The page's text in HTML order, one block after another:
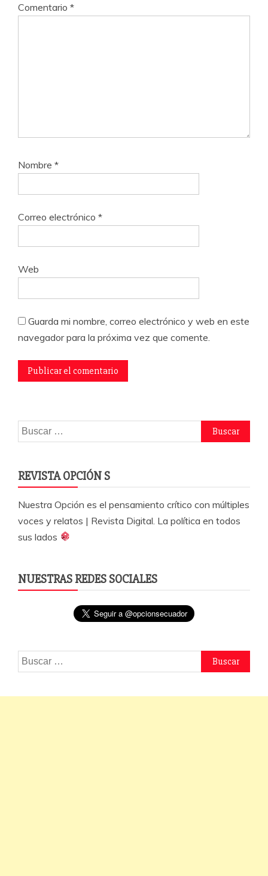
Comentario *
Nombre *
Correo electrónico *
Web
Guarda mi nombre, correo electrónico y web en este
navegador para la próxima vez que comente.
Buscar:
REVISTA OPCIÓN S
Nuestra Opción es el pensamiento crítico con múltiples
voces y relatos | Revista Digital. La política en todos
sus lados
NUESTRAS REDES SOCIALES
Buscar: